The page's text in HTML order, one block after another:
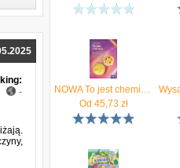
2
-
NOWA To jest chemia 2. Podręcznik. Liceum i technikum. Zakres podstawowy. Edycja 2024
Od 45,73 zł